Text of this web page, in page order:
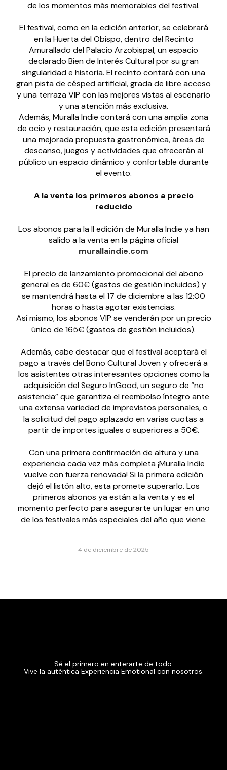
de los momentos más memorables del festival.
El festival, como en la edición anterior, se celebrará
en la Huerta del Obispo, dentro del Recinto
Amurallado del Palacio Arzobispal, un espacio
declarado Bien de Interés Cultural por su gran
singularidad e historia. El recinto contará con una
gran pista de césped artificial, grada de libre acceso
y una terraza VIP con las mejores vistas al escenario
y una atención más exclusiva.
Además, Muralla Indie contará con una amplia zona
de ocio y restauración, que esta edición presentará
una mejorada propuesta gastronómica, áreas de
descanso, juegos y actividades que ofrecerán al
público un espacio dinámico y confortable durante
el evento.
A la venta los primeros abonos a precio
reducido
Los abonos para la II edición de Muralla Indie ya han
salido a la venta en la página oficial
murallaindie.com
El precio de lanzamiento promocional del abono
general es de 60€ (gastos de gestión incluidos) y
se mantendrá hasta el 17 de diciembre a las 12:00
horas o hasta agotar existencias.
Así mismo, los abonos VIP se venderán por un precio
único de 165€ (gastos de gestión incluidos).
Además, cabe destacar que el festival aceptará el
pago a través del Bono Cultural Joven y ofrecerá a
los asistentes otras interesantes opciones como la
adquisición del Seguro InGood, un seguro de “no
asistencia” que garantiza el reembolso íntegro ante
una extensa variedad de imprevistos personales, o
la solicitud del pago aplazado en varias cuotas a
partir de importes iguales o superiores a 50€.
Con una primera confirmación de altura y una
experiencia cada vez más completa ¡Muralla Indie
vuelve con fuerza renovada! Si la primera edición
dejó el listón alto, esta promete superarlo. Los
primeros abonos ya están a la venta y es el
momento perfecto para asegurarte un lugar en uno
de los festivales más especiales del año que viene.
4 de diciembre de 2025
Sé el primero en enterarte de todo.
Vive la auténtica Experiencia Emotional con nosotros.